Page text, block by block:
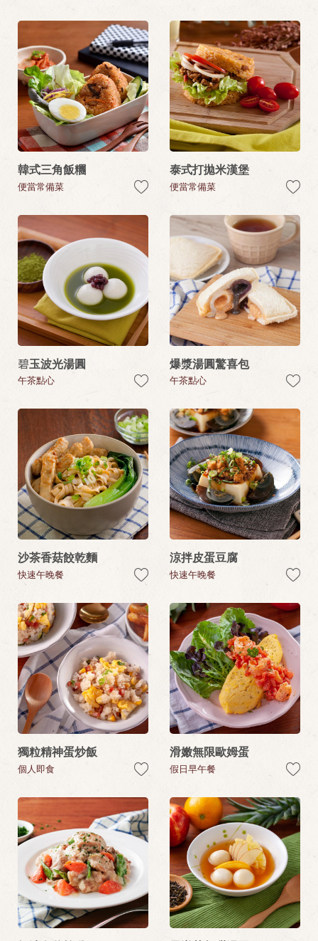
韓式三角飯糰
便當常備菜
泰式打拋米漢堡
便當常備菜
碧玉波光湯圓
午茶點心
爆漿湯圓驚喜包
午茶點心
沙茶香菇餃乾麵
快速午晚餐
涼拌皮蛋豆腐
快速午晚餐
獨粒精神蛋炒飯
個人即食
滑嫩無限歐姆蛋
假日早午餐